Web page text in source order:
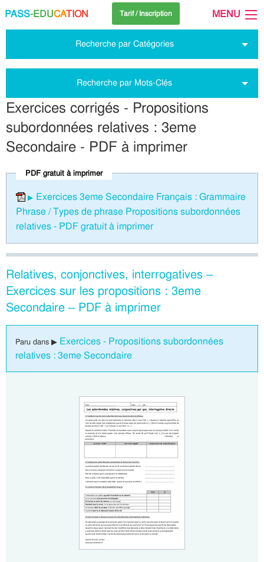
PASS-EDUCATION Tarif / Inscription MENU
Recherche par Catégories
Recherche par Mots-Clés
Exercices corrigés - Propositions
subordonnées relatives : 3eme
Secondaire - PDF à imprimer
PDF gratuit à imprimer
Exercices 3eme Secondaire Français : Grammaire
Phrase / Types de phrase Propositions subordonnées
relatives - PDF gratuit à imprimer
Relatives, conjonctives, interrogatives –
Exercices sur les propositions : 3eme
Secondaire – PDF à imprimer
Paru dans ▶ Exercices - Propositions subordonnées
relatives : 3eme Secondaire